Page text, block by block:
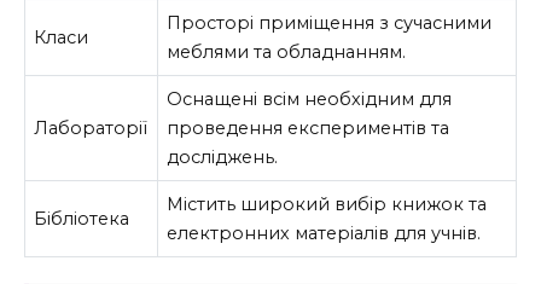
Класи
Просторі приміщення з сучасними
меблями та обладнанням.
Лабораторії
Оснащені всім необхідним для
проведення експериментів та
досліджень.
Бібліотека
Містить широкий вибір книжок та
електронних матеріалів для учнів.